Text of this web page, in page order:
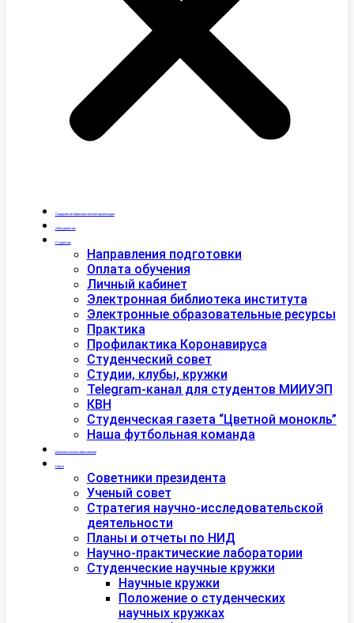
Сведения об образовательной организации
Абитуриентам
Студентам
Направления подготовки
Оплата обучения
Личный кабинет
Электронная библиотека института
Электронные образовательные ресурсы
Практика
Профилактика Коронавируса
Студенческий совет
Студии, клубы, кружки
Telegram-канал для студентов МИИУЭП
КВН
Студенческая газета “Цветной монокль”
Наша футбольная команда
Дополнительное образование
Наука
Советники президента
Ученый совет
Стратегия научно-исследовательской
деятельности
Планы и отчеты по НИД
Научно-практические лаборатории
Студенческие научные кружки
Научные кружки
Положение о студенческих
научных кружках